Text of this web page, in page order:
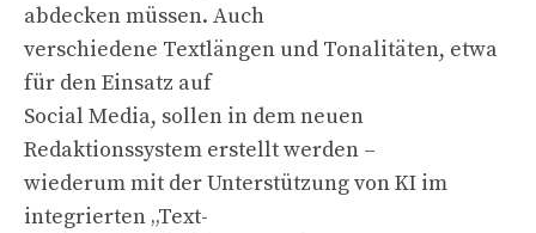
abdecken müssen. Auch
verschiedene Textlängen und Tonalitäten, etwa
für den Einsatz auf
Social Media, sollen in dem neuen
Redaktionssystem erstellt werden –
wiederum mit der Unterstützung von KI im
integrierten „Text-